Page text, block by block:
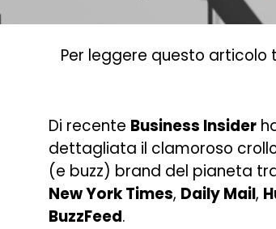
Per leggere questo articolo
Di recente Business Insider
dettagliata il clamoroso
(e buzz) brand del pianeta
New York Times, Daily Mail,
BuzzFeed.